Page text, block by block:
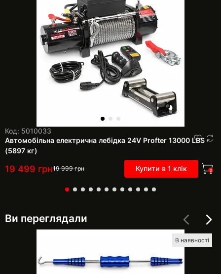
Код: 5010033
Автомобільна електрична лебідка 24V Profter 13000 LBS
(5897 кг)
19 499 грн19 999грн Купити в 1 клік 0
Ви переглядали
В наявності